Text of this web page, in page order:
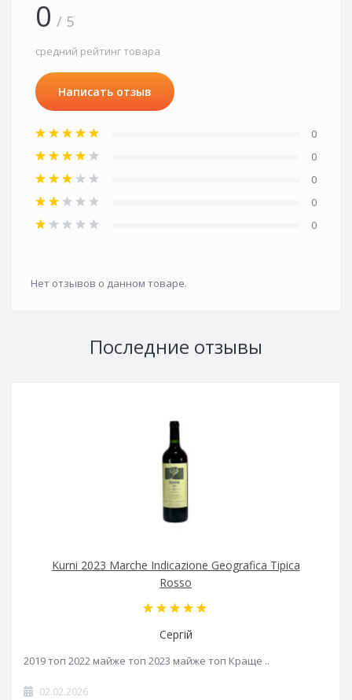
0 / 5
средний рейтинг товара
Написать отзыв
0
0
0
0
0
Нет отзывов о данном товаре.
Последние отзывы
Kurni 2023 Marche Indicazione Geografica Tipica
Rosso
Сергій
2019 топ 2022 майже топ 2023 майже топ Краще ..
02.02.2026